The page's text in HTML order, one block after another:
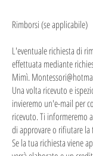
Rimborsi (se applicabile)
L'eventuale richiesta di
effettuata mediante
Mimì.
Una volta ricevuto e
invieremo un'e-mail per
ricevuto. Ti informeremo
di approvare o rifiutare
Se la tua richiesta viene